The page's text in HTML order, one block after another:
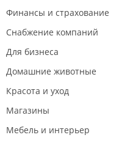
Финансы и страхование
Снабжение компаний
Для бизнеса
Домашние животные
Красота и уход
Магазины
Мебель и интерьер